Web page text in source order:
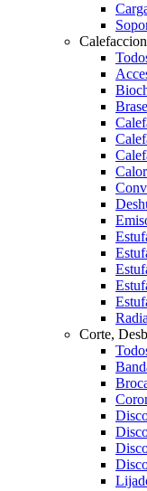
Calefaccion
Corte,